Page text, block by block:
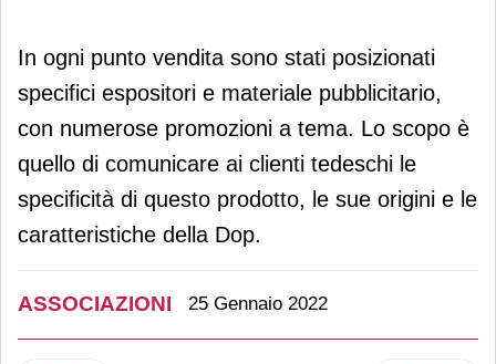
In ogni punto vendita sono stati posizionati
specifici espositori e materiale pubblicitario,
con numerose promozioni a tema. Lo scopo è
quello di comunicare ai clienti tedeschi le
specificità di questo prodotto, le sue origini e le
caratteristiche della Dop.
ASSOCIAZIONI 25 Gennaio 2022